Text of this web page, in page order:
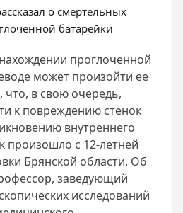
проглоченной
может произойти ее
что, в свою очередь,
к повреждению стенок
внутреннего
произошло с 12-летней
Брянской области. Об
заведующий
исследований